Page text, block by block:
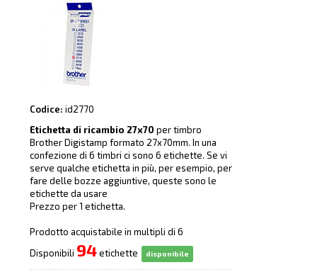
Codice: id2770
Etichetta di ricambio 27x70 per timbro
Brother Digistamp formato 27x70mm. In una
confezione di 6 timbri ci sono 6 etichette. Se vi
serve qualche etichetta in più, per esempio, per
fare delle bozze aggiuntive, queste sono le
etichette da usare
Prezzo per 1 etichetta.
Prodotto acquistabile in multipli di 6
Disponibili 94etichette disponibile